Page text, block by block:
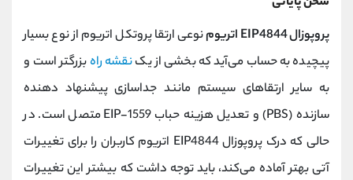
پروپوزال EIP4844 اتریوم
نوعی ارتقا پروتکل اتریوم از نوع بسیار
پیچیده به حساب می‌آید که بخشی از یکنقشه راهبزرگتر است و
به سایر ارتقاهای سیستم مانند جداسازی پیشنهاد دهنده
سازنده (PBS) و تعدیل هزینه حباب EIP-1559 متصل است. در
حالی که درک پروپوزال EIP4844 اتریوم کاربران را برای تغییرات
آتی بهتر آماده می‌کند، باید توجه داشت که بیشتر این تغییرات